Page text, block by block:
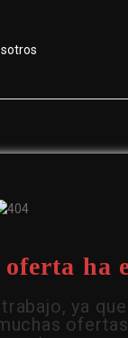
ha
ya